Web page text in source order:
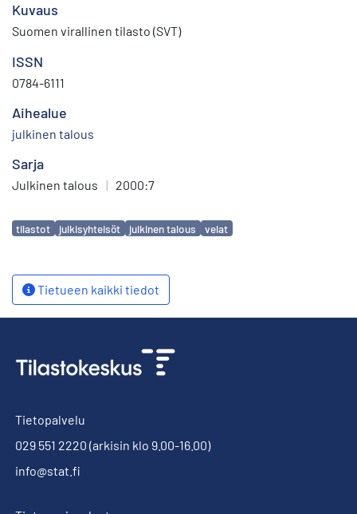
Kuvaus
Suomen virallinen tilasto (SVT)
ISSN
0784-6111
Aihealue
julkinen talous
Sarja
Julkinen talous | 2000:7
Avainsanat
tilastot julkisyhteisöt julkinen talous velat
Tietueen kaikki tiedot
Tietopalvelu
029 551 2220 (arkisin klo 9.00-16.00)
info@stat.fi